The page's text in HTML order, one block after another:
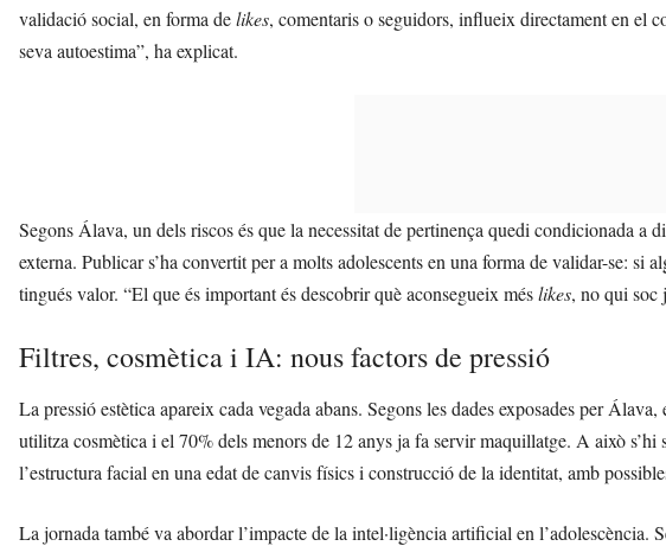
validació social, en forma delikes, comentaris o seguidors, influeix directament en el
seva autoestima”, ha explicat.
Segons Álava, un dels riscos és que la necessitat de pertinença quedi condicionada a
externa. Publicar s’ha convertit per a molts adolescents en una forma de validar-se: si
tingués valor. “El que és important és descobrir què aconsegueix méslikes, no qui soc
Filtres, cosmètica i IA: nous factors de pressió
La pressió estètica apareix cada vegada abans. Segons les dades exposades per
utilitza cosmètica i el 70% dels menors de 12 anys ja fa servir maquillatge. A això
l’estructura facial en una edat de canvis físics i construcció de la identitat, amb
La jornada també va abordar l’impacte de la intel·ligència artificial en